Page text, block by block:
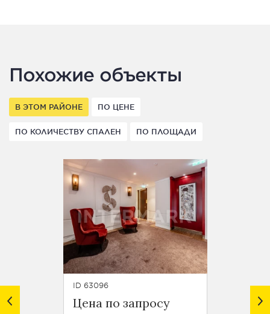
Похожие объекты
В ЭТОМ РАЙОНЕ ПО ЦЕНЕ
ПО КОЛИЧЕСТВУ СПАЛЕН ПО ПЛОЩАДИ
ID 63096
Цена по запросу
ID 63089